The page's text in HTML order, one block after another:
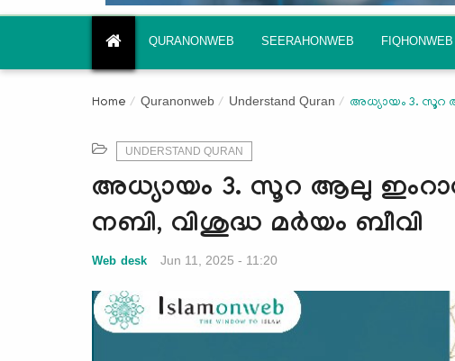
QURANONWEB SEERAHONWEB FIQHONWEB
Home Quranonweb Understand Quran അധ്യായം 3. സൂറ
UNDERSTAND QURAN
അധ്യായം 3. സൂറ ആലു
നബി, വിശുദ്ധ മർയം ബീവി
Web desk Jun 11, 2025 - 11:20